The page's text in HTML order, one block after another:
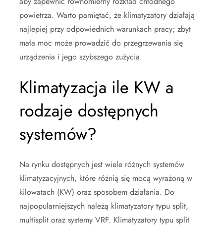
powietrza. Warto pamiętać, że klimatyzatory działają
najlepiej przy odpowiednich warunkach pracy; zbyt
mała moc może prowadzić do przegrzewania się
urządzenia i jego szybszego zużycia.
Klimatyzacja ile KW a
rodzaje dostępnych
systemów?
Na rynku dostępnych jest wiele różnych systemów
klimatyzacyjnych, które różnią się mocą wyrażoną w
kilowatach (KW) oraz sposobem działania. Do
najpopularniejszych należą klimatyzatory typu split,
multisplit oraz systemy VRF. Klimatyzatory typu split